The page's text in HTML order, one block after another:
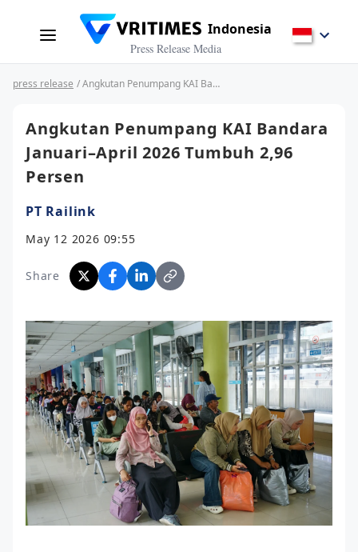
Indonesia
Press Release Media
press release / Angkutan Penumpang KAI Bandara Januari–April 2026 Tumbuh 2,96 Persen
Angkutan Penumpang KAI Bandara
Januari–April 2026 Tumbuh 2,96
Persen
PT Railink
May 12 2026 09:55
Share